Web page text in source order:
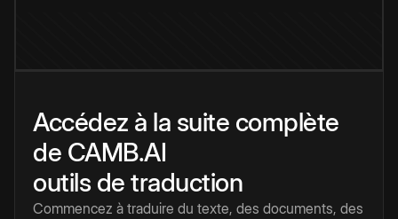
Accédez à la suite complète
de CAMB.AI
outils de traduction
Commencez à traduire du texte, des documents, des